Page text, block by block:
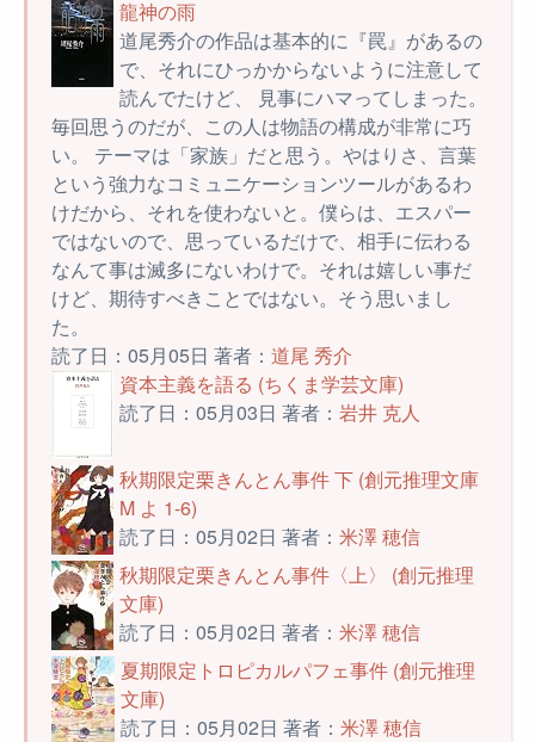
龍神の雨
道尾秀介の作品は基本的に『罠』があるの
で、それにひっかからないように注意して
読んでたけど、 見事にハマってしまった。
毎回思うのだが、この人は物語の構成が非常に巧
い。 テーマは「家族」だと思う。やはりさ、言葉
という強力なコミュニケーションツールがあるわ
けだから、それを使わないと。僕らは、エスパー
ではないので、思っているだけで、相手に伝わる
なんて事は滅多にないわけで。それは嬉しい事だ
けど、期待すべきことではない。そう思いまし
た。
読了日：05月05日 著者： 道尾 秀介
資本主義を語る (ちくま学芸文庫)
読了日：05月03日 著者： 岩井 克人
秋期限定栗きんとん事件 下 (創元推理文庫
M よ 1-6)
読了日：05月02日 著者： 米澤 穂信
秋期限定栗きんとん事件〈上〉 (創元推理
文庫)
読了日：05月02日 著者： 米澤 穂信
夏期限定トロピカルパフェ事件 (創元推理
文庫)
読了日：05月02日 著者： 米澤 穂信